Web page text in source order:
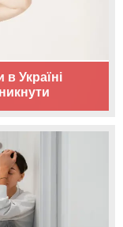
в Україні